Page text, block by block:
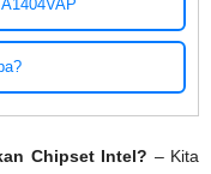
Chipset Intel? – Kita